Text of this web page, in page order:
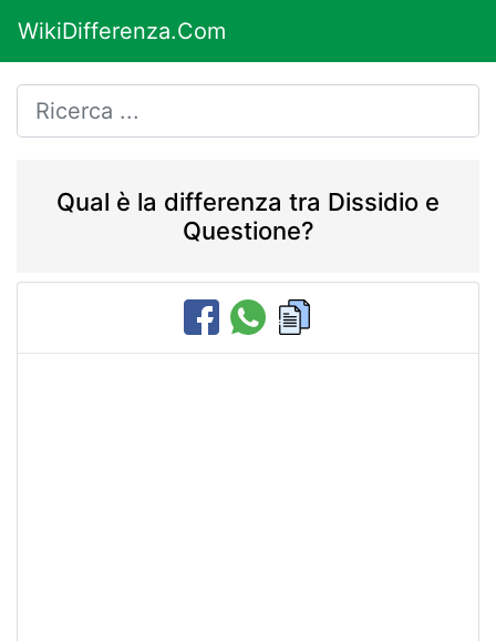
WikiDifferenza.Com
Qual è la differenza tra Dissidio e
Questione?